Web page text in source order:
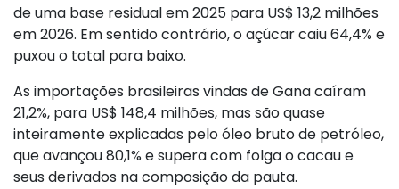
de uma base residual em 2025 para US$ 13,2 milhões
em 2026. Em sentido contrário, o açúcar caiu 64,4% e
puxou o total para baixo.
As importações brasileiras vindas de Gana caíram
21,2%, para US$ 148,4 milhões, mas são quase
inteiramente explicadas pelo óleo bruto de petróleo,
que avançou 80,1% e supera com folga o cacau e
seus derivados na composição da pauta.